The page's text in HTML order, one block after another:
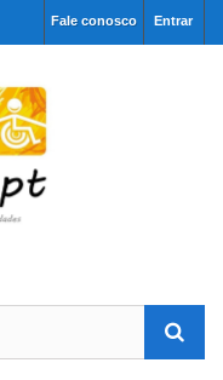
Entrar
Fale conosco